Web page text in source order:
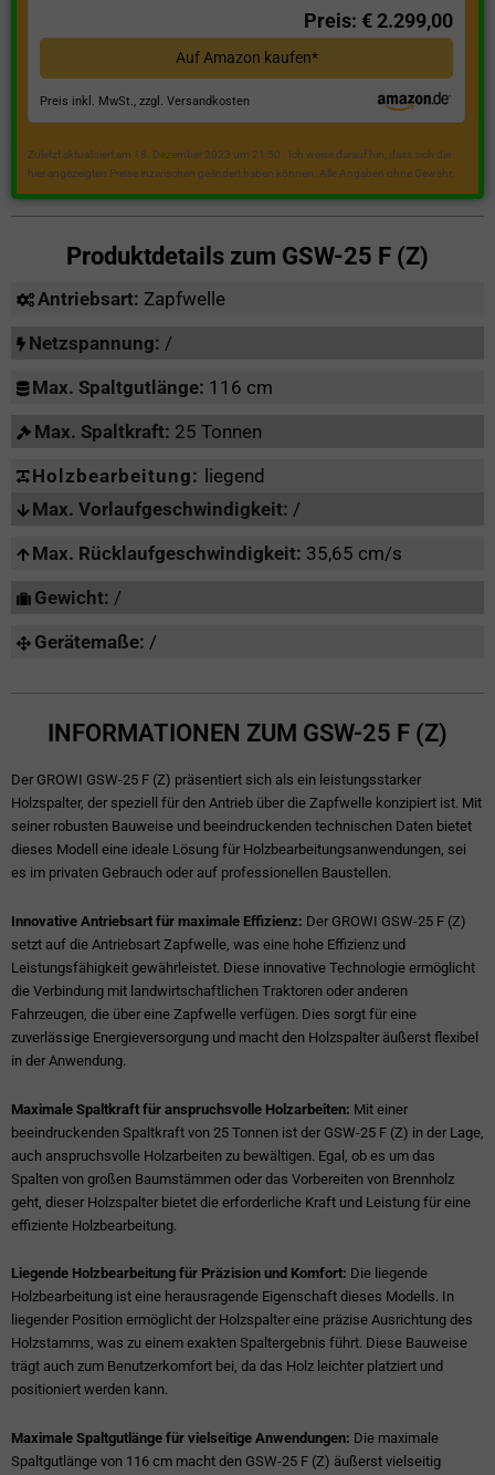
Preis: € 2.299,00
Auf Amazon kaufen*
Preis inkl. MwSt., zzgl. Versandkosten
Zuletzt aktualisiert am 18. Dezember 2023 um 21:50 . Ich weise darauf hin, dass sich die
hier angezeigten Preise inzwischen geändert haben können. Alle Angaben ohne Gewähr.
Produktdetails zum GSW-25 F (Z)
Antriebsart: Zapfwelle
Netzspannung: /
Max. Spaltgutlänge: 116 cm
Max. Spaltkraft: 25 Tonnen
Holzbearbeitung: liegend
Max. Vorlaufgeschwindigkeit: /
Max. Rücklaufgeschwindigkeit: 35,65 cm/s
Gewicht: /
Gerätemaße: /
INFORMATIONEN ZUM GSW-25 F (Z)
Der GROWI GSW-25 F (Z) präsentiert sich als ein leistungsstarker
Holzspalter, der speziell für den Antrieb über die Zapfwelle konzipiert ist. Mit
seiner robusten Bauweise und beeindruckenden technischen Daten bietet
dieses Modell eine ideale Lösung für Holzbearbeitungsanwendungen, sei
es im privaten Gebrauch oder auf professionellen Baustellen.
Innovative Antriebsart für maximale Effizienz: Der GROWI GSW-25 F (Z)
setzt auf die Antriebsart Zapfwelle, was eine hohe Effizienz und
Leistungsfähigkeit gewährleistet. Diese innovative Technologie ermöglicht
die Verbindung mit landwirtschaftlichen Traktoren oder anderen
Fahrzeugen, die über eine Zapfwelle verfügen. Dies sorgt für eine
zuverlässige Energieversorgung und macht den Holzspalter äußerst flexibel
in der Anwendung.
Maximale Spaltkraft für anspruchsvolle Holzarbeiten: Mit einer
beeindruckenden Spaltkraft von 25 Tonnen ist der GSW-25 F (Z) in der Lage,
auch anspruchsvolle Holzarbeiten zu bewältigen. Egal, ob es um das
Spalten von großen Baumstämmen oder das Vorbereiten von Brennholz
geht, dieser Holzspalter bietet die erforderliche Kraft und Leistung für eine
effiziente Holzbearbeitung.
Liegende Holzbearbeitung für Präzision und Komfort: Die liegende
Holzbearbeitung ist eine herausragende Eigenschaft dieses Modells. In
liegender Position ermöglicht der Holzspalter eine präzise Ausrichtung des
Holzstamms, was zu einem exakten Spaltergebnis führt. Diese Bauweise
trägt auch zum Benutzerkomfort bei, da das Holz leichter platziert und
positioniert werden kann.
Maximale Spaltgutlänge für vielseitige Anwendungen: Die maximale
Spaltgutlänge von 116 cm macht den GSW-25 F (Z) äußerst vielseitig